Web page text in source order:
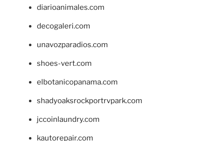
diarioanimales.com
decogaleri.com
unavozparadios.com
shoes-vert.com
elbotanicopanama.com
shadyoaksrockportrvpark.com
jccoinlaundry.com
kautorepair.com